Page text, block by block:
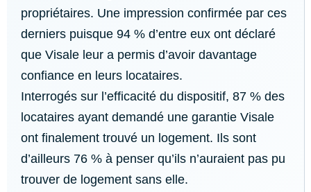
propriétaires. Une impression confirmée par ces
derniers puisque 94 % d’entre eux ont déclaré
que Visale leur a permis d’avoir davantage
confiance en leurs locataires.
Interrogés sur l’efficacité du dispositif, 87 % des
locataires ayant demandé une garantie Visale
ont finalement trouvé un logement. Ils sont
d’ailleurs 76 % à penser qu’ils n’auraient pas pu
trouver de logement sans elle.